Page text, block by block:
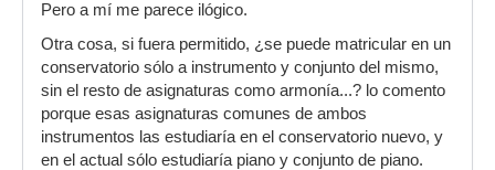
Pero a mí me parece ilógico.
Otra cosa, si fuera permitido, ¿se puede matricular en un
conservatorio sólo a instrumento y conjunto del mismo,
sin el resto de asignaturas como armonía...? lo comento
porque esas asignaturas comunes de ambos
instrumentos las estudiaría en el conservatorio nuevo, y
en el actual sólo estudiaría piano y conjunto de piano.